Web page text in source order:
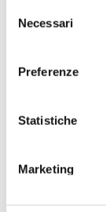
delNecessari
Preferenze
Statistiche
Marketing
come
rispondere
verbi